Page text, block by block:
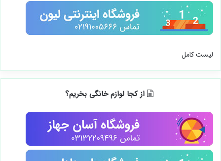
لیست کامل
از کجا لوازم خانگی بخریم؟